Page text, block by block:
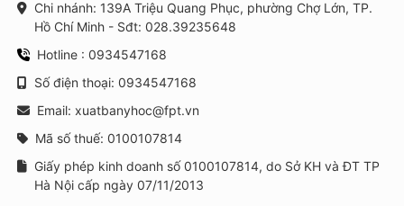
Chi nhánh: 139A Triệu Quang Phục, phường Chợ Lớn, TP.
Hồ Chí Minh - Sđt: 028.39235648
Hotline : 0934547168
Số điện thoại: 0934547168
Email: xuatbanyhoc@fpt.vn
Mã số thuế: 0100107814
Giấy phép kinh doanh số 0100107814, do Sở KH và ĐT TP
Hà Nội cấp ngày 07/11/2013